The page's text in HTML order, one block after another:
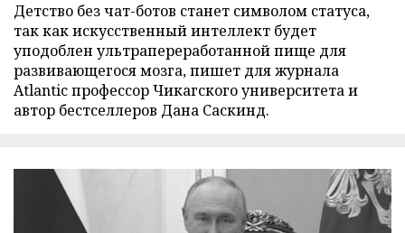
Детство без чат-ботов станет символом статуса,
так как искусственный интеллект будет
уподоблен ультрапереработанной пище для
развивающегося мозга, пишет для журнала
Atlantic профессор Чикагского университета и
автор бестселлеров Дана Саскинд.